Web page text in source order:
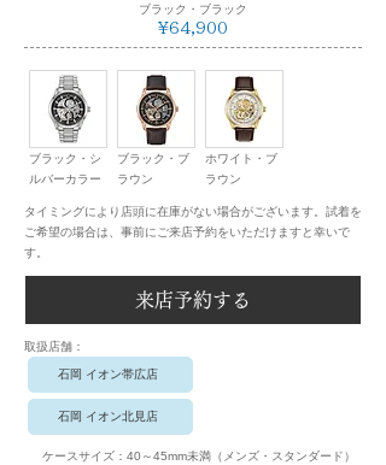
ブラック・ブラック
¥64,900
ブラック・シ
ルバーカラー
ブラック・ブ
ラウン
ホワイト・ブ
ラウン
タイミングにより店頭に在庫がない場合がございます。試着を
ご希望の場合は、事前にご来店予約をいただけますと幸いで
す。
来店予約する
​取扱店舗：
石岡 イオン帯広店
石岡 イオン北見店
ケースサイズ： 40～45mm未満（メンズ・スタンダード）